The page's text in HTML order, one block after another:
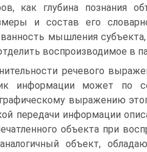
как глубина познания
и состав его
мышления
воспроизводимое в
речевого
информации может по
выражению
передачи информации
объекта при
объект,